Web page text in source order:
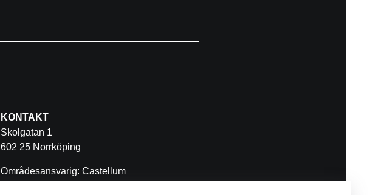
KONTAKT
Skolgatan 1
602 25 Norrköping
Områdesansvarig: Castellum